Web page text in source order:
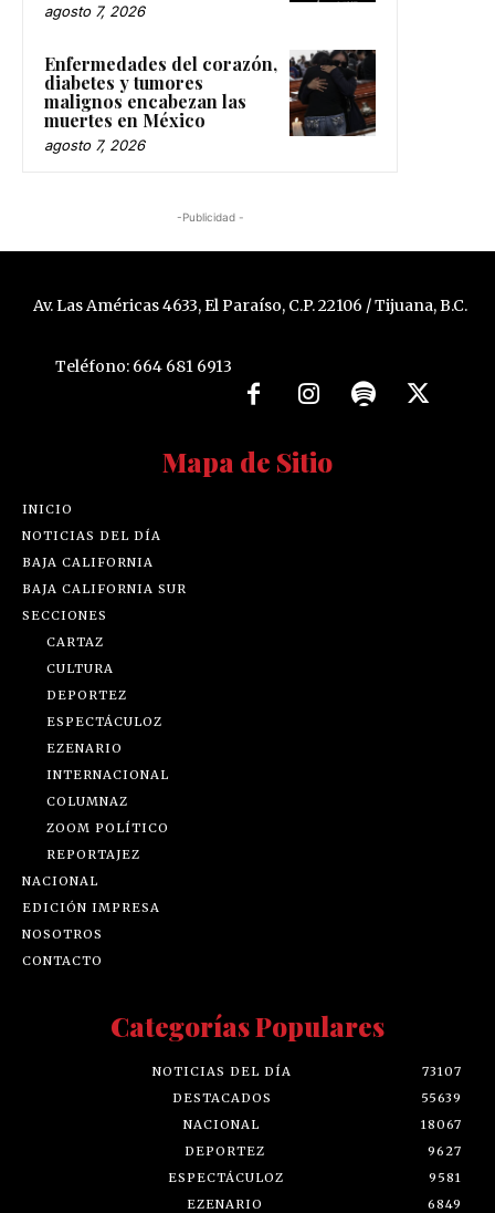
agosto 7, 2026
Enfermedades del corazón,
diabetes y tumores
malignos encabezan las
muertes en México
agosto 7, 2026
-Publicidad -
Av. Las Américas 4633, El Paraíso, C.P. 22106 / Tijuana, B.C.
Teléfono: 664 681 6913
Mapa de Sitio
INICIO
NOTICIAS DEL DÍA
BAJA CALIFORNIA
BAJA CALIFORNIA SUR
SECCIONES
CARTAZ
CULTURA
DEPORTEZ
ESPECTÁCULOZ
EZENARIO
INTERNACIONAL
COLUMNAZ
ZOOM POLÍTICO
REPORTAJEZ
NACIONAL
EDICIÓN IMPRESA
NOSOTROS
CONTACTO
Categorías Populares
NOTICIAS DEL DÍA
73107
DESTACADOS
55639
NACIONAL
18067
DEPORTEZ
9627
ESPECTÁCULOZ
9581
EZENARIO
6849